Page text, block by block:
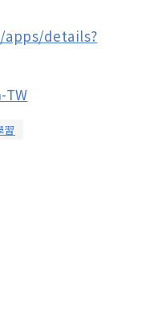
details?
習